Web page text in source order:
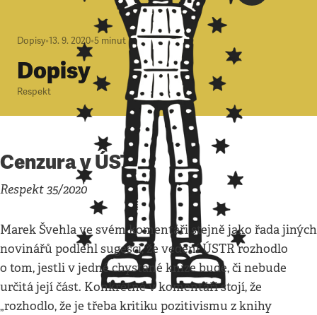
Dopisy•13. 9. 2020•5 minut
Dopisy
Respekt
Cenzura v ÚSTR?
Respekt 35/2020
Marek Švehla ve svém komentáři stejně jako řada jiných
novinářů podlehl sugesci, že vedení ÚSTR rozhodlo
o tom, jestli v jedné chystané knize bude, či nebude
určitá její část. Konkrétně v komentáři stojí, že
„rozhodlo, že je třeba kritiku pozitivismu z knihy